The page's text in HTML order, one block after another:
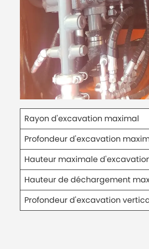
Rayon d'excavation maximal
Profondeur d'excavation
Hauteur maximale
Hauteur de déchargement
Profondeur d'excavation